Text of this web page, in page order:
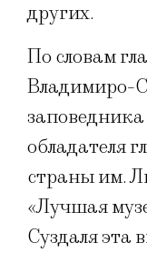
других.
По словам
Владимиро-
обладателя
страны им.
«Лучшая
Суздаля эта